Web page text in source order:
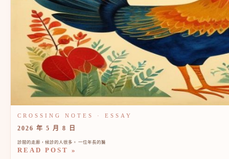
2026 年 5 月 8 日
診間的走廊，候診的人很多。 一位年長的醫
READ POST »